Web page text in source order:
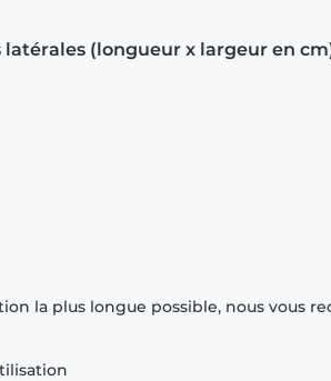
(longueur x largeur en
la plus longue possible, nous vous